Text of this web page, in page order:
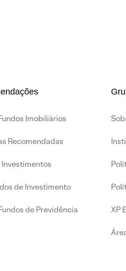
Imobiliários
Recomendadas
Investimentos
de Investimento
de Previdência XP